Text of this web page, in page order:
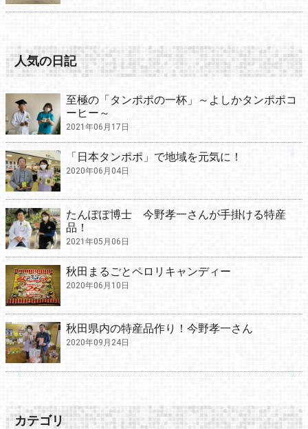
人気の日記
至極の「タンポポの一杯」～よしかタンポポコ
ーヒー～
2021年06月17日
「日本タンポポ」で地域を元気に！
2020年06月04日
たんぽぽ博士 今野孝一さんが手掛ける特産
品！
2021年05月06日
秋田まるごとペロリキャンディー
2020年06月10日
秋田県内の特産品作り！今野孝一さん
2020年09月24日
カテゴリ